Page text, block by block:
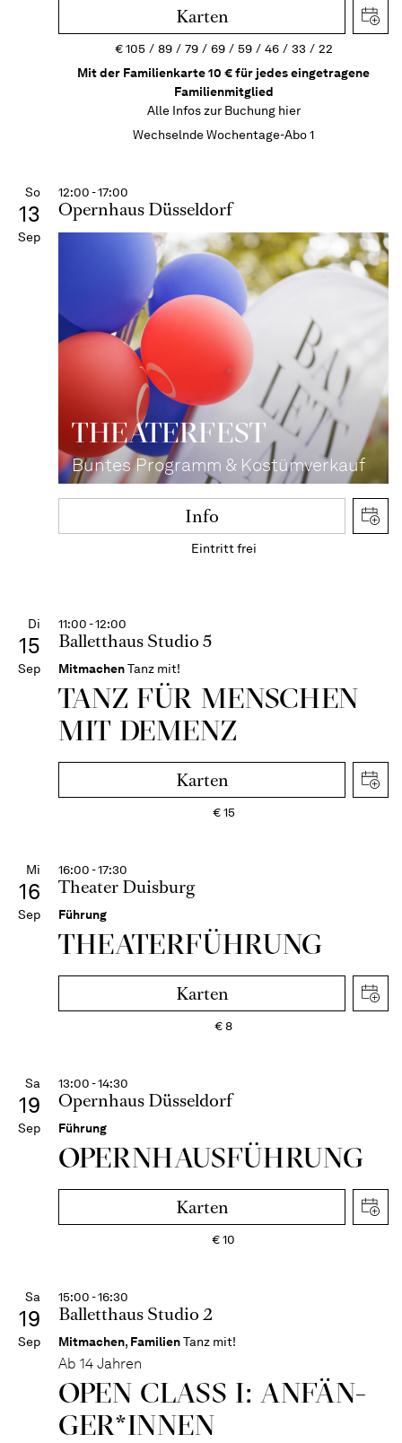
Karten
€105 89 79 69 59 46 33
22
Mit der Familienkarte 10 € für jedes eingetragene
Familienmitglied
Alle Infos zur Buchung hier
Wechselnde Wochentage-Abo 1
So
13
Sep
12:00 - 17:00
Opernhaus Düsseldorf
THEATER­FEST
Buntes Programm & Kostümverkauf
Info
Eintritt frei
Di
15
Sep
11:00 - 12:00
Balletthaus Studio 5
MitmachenTanz mit!
TANZ FÜR MENSCHEN
MIT DEMENZ
Karten
€15
Mi
16
Sep
16:00 - 17:30
Theater Duisburg
Führung
THEATER­FÜHR­UNG
Karten
€8
Sa
19
Sep
13:00 - 14:30
Opernhaus Düsseldorf
Führung
OPERN­HAUS­FÜH­RUNG
Karten
€10
Sa
19
Sep
15:00 - 16:30
Balletthaus Studio 2
Mitmachen, FamilienTanz mit!
Ab 14 Jahren
OPEN CLASS I: ANFÄN­
GER*IN­NEN